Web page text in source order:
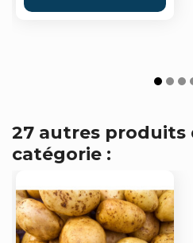
27 autres produits
catégorie :